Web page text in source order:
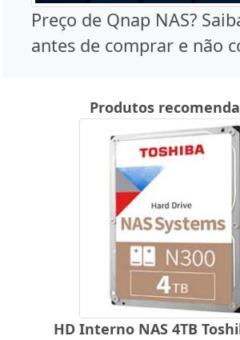
Preço de Qnap NAS?
antes de comprar e não
Produtos
HD Interno NAS 4TB